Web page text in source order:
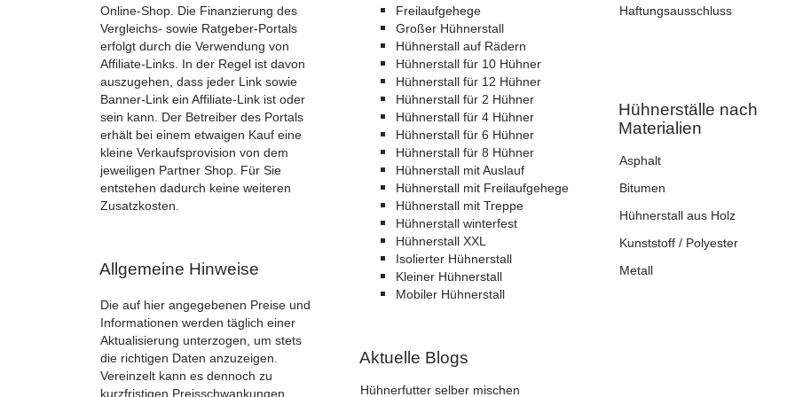
Online-Shop. Die Finanzierung des
Vergleichs- sowie Ratgeber-Portals
erfolgt durch die Verwendung von
Affiliate-Links. In der Regel ist davon
auszugehen, dass jeder Link sowie
Banner-Link ein Affiliate-Link ist oder
sein kann. Der Betreiber des Portals
erhält bei einem etwaigen Kauf eine
kleine Verkaufsprovision von dem
jeweiligen Partner Shop. Für Sie
entstehen dadurch keine weiteren
Zusatzkosten.
Allgemeine Hinweise
Die auf hier angegebenen Preise und
Informationen werden täglich einer
Aktualisierung unterzogen, um stets
die richtigen Daten anzuzeigen.
Vereinzelt kann es dennoch zu
kurzfristigen Preisschwankungen
Freilaufgehege
Großer Hühnerstall
Hühnerstall auf Rädern
Hühnerstall für 10 Hühner
Hühnerstall für 12 Hühner
Hühnerstall für 2 Hühner
Hühnerstall für 4 Hühner
Hühnerstall für 6 Hühner
Hühnerstall für 8 Hühner
Hühnerstall mit Auslauf
Hühnerstall mit Freilaufgehege
Hühnerstall mit Treppe
Hühnerstall winterfest
Hühnerstall XXL
Isolierter Hühnerstall
Kleiner Hühnerstall
Mobiler Hühnerstall
Aktuelle Blogs
Hühnerfutter selber mischen
Haftungsausschluss
Hühnerställe nach
Materialien
Asphalt
Bitumen
Hühnerstall aus Holz
Kunststoff / Polyester
Metall